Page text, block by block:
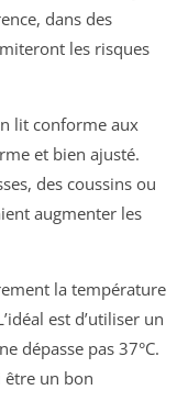
dans des
les risques
lit conforme aux
et bien ajusté.
des coussins ou
augmenter les
la température
est d’utiliser un
dépasse pas 37°C.
un bon